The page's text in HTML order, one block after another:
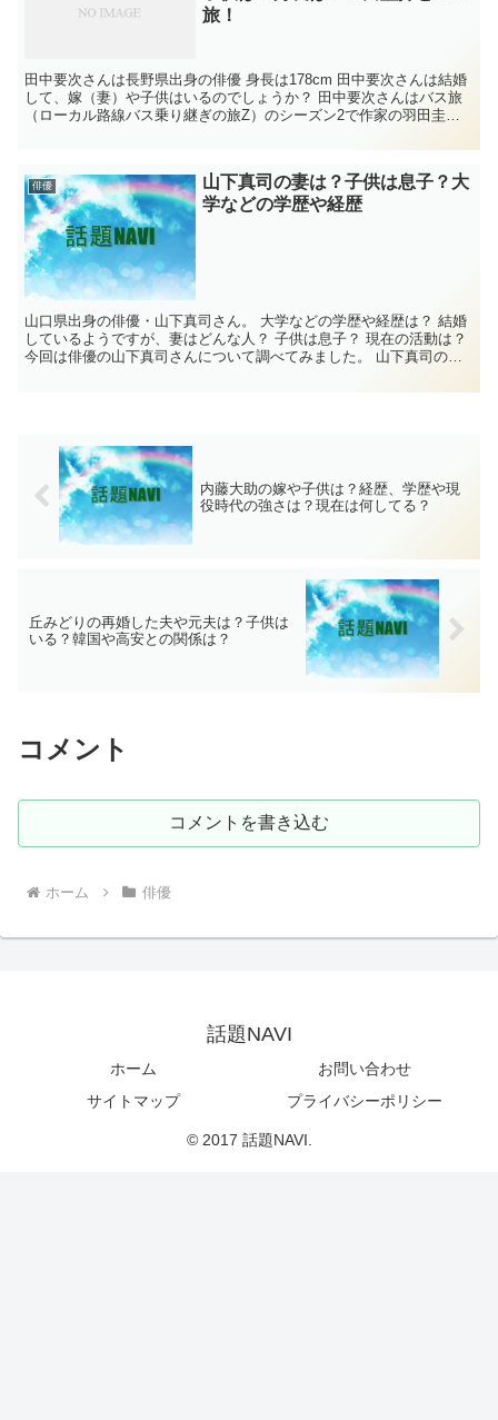
旅！
田中要次さんは長野県出身の俳優 身長は178cm 田中要次さんは結婚
して、嫁（妻）や子供はいるのでしょうか？ 田中要次さんはバス旅
（ローカル路線バス乗り継ぎの旅Z）のシーズン2で作家の羽田圭介
俳優
山下真司の妻は？子供は息子？大
学などの学歴や経歴
山口県出身の俳優・山下真司さん。 大学などの学歴や経歴は？ 結婚
しているようですが、妻はどんな人？ 子供は息子？ 現在の活動は？
今回は俳優の山下真司さんについて調べてみました。 山下真司の学
内藤大助の嫁や子供は？経歴、学歴や現
役時代の強さは？現在は何してる？
丘みどりの再婚した夫や元夫は？子供は
いる？韓国や高安との関係は？
コメント
コメントを書き込む
ホーム 俳優
話題NAVI
ホーム
お問い合わせ
サイトマップ
プライバシーポリシー
© 2017 話題NAVI.